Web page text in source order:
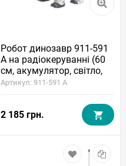
Робот динозавр 911-591
A на радіокеруванні (60
см, акумулятор, світло,
звук, стріляє зарядами)
Артикул: 911-591 A
2 185 грн.